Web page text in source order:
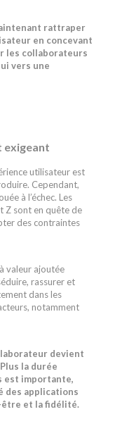
rattraper
en concevant
les collaborateurs
vers une
exigeant
utilisateur est
Cependant,
à l’échec. Les
Z sont en quête de
des contraintes
valeur ajoutée
rassurer et
dans les
notamment
devient
Plus la durée
est importante,
des applications
et la fidélité.